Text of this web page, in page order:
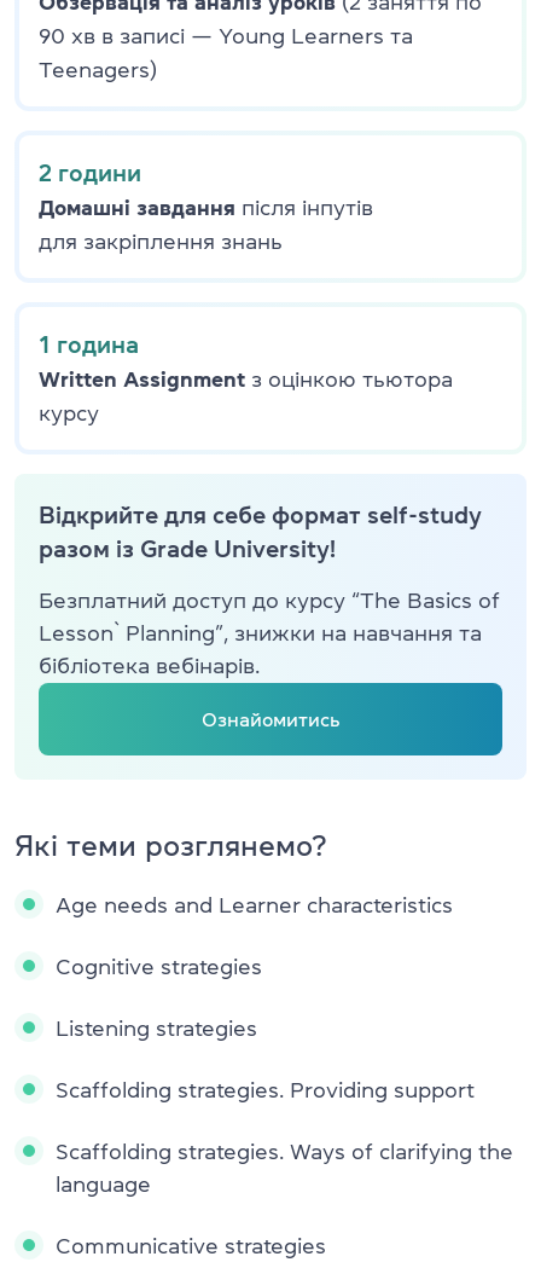
90 хв в записі — Young Learners та
Teenagers)
2 години
Домашні завдання після інпутів
для закріплення знань
1 година
Written Assignment з оцінкою тьютора
курсу
Відкрийте для себе формат self-study
разом із Grade University!
Безплатний доступ до курсу “The Basics of
Lesson` Planning”, знижки на навчання та
бібліотека вебінарів.
Ознайомитись
Які теми розглянемо?
Age needs and Learner characteristics
Cognitive strategies
Listening strategies
Scaffolding strategies. Providing support
Scaffolding strategies. Ways of clarifying the
language
Communicative strategies